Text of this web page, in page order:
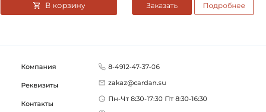
В корзину Заказать Подробнее
Компания
Реквизиты
Контакты
8-4912-47-37-06
zakaz@cardan.su
Пн-Чт 8:30-17:30 Пт 8:30-16:30